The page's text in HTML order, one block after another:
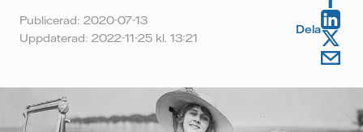
Fördjupning
Artiklar
Krönikor
Podcasts
Om oss
Publicerad: 2020-07-13
Uppdaterad: 2022-11-25 kl. 13:21
Dela